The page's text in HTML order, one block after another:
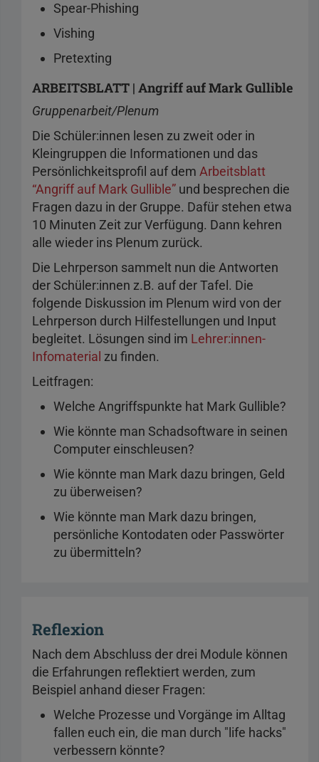
Spear-Phishing
Vishing
Pretexting
ARBEITSBLATT | Angriff auf Mark Gullible
Gruppenarbeit/Plenum
Die Schüler:innen lesen zu zweit oder in
Kleingruppen die Informationen und das
Persönlichkeitsprofil auf dem Arbeitsblatt
“Angriff auf Mark Gullible” und besprechen die
Fragen dazu in der Gruppe. Dafür stehen etwa
10 Minuten Zeit zur Verfügung. Dann kehren
alle wieder ins Plenum zurück.
Die Lehrperson sammelt nun die Antworten
der Schüler:innen z.B. auf der Tafel. Die
folgende Diskussion im Plenum wird von der
Lehrperson durch Hilfestellungen und Input
begleitet. Lösungen sind im Lehrer:innen-
Infomaterial zu finden.
Leitfragen:
Welche Angriffspunkte hat Mark Gullible?
Wie könnte man Schadsoftware in seinen
Computer einschleusen?
Wie könnte man Mark dazu bringen, Geld
zu überweisen?
Wie könnte man Mark dazu bringen,
persönliche Kontodaten oder Passwörter
zu übermitteln?
Reflexion
Nach dem Abschluss der drei Module können
die Erfahrungen reflektiert werden, zum
Beispiel anhand dieser Fragen:
Welche Prozesse und Vorgänge im Alltag
fallen euch ein, die man durch "life hacks"
verbessern könnte?